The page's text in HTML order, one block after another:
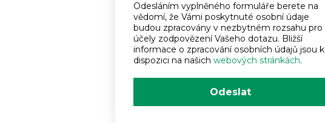
Odesláním vyplněného formuláře berete na
vědomí, že Vámi poskytnuté osobní údaje
budou zpracovány v nezbytném rozsahu pro
účely zodpovězení Vašeho dotazu. Bližší
informace o zpracování osobních údajů jsou k
dispozici na našich webových stránkách.
Odeslat